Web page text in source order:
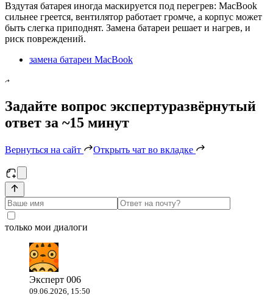
Вздутая батарея иногда маскируется под перегрев: MacBook
сильнее греется, вентилятор работает громче, а корпус может
быть слегка приподнят. Замена батареи решает и нагрев, и
риск повреждений.
замена батареи MacBook
Задайте вопрос экспертуразвёрнутый
ответ за ~15 минут
Вернуться на сайт Открыть чат во вкладке
только мои диалоги
Эксперт 006
09.06.2026, 15:50